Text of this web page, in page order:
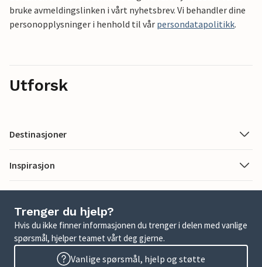
bruke avmeldingslinken i vårt nyhetsbrev. Vi behandler dine
personopplysninger i henhold til vår persondatapolitikk.
Utforsk
Destinasjoner
Inspirasjon
Trenger du hjelp?
Hvis du ikke finner informasjonen du trenger i delen med vanlige
spørsmål, hjelper teamet vårt deg gjerne.
Vanlige spørsmål, hjelp og støtte